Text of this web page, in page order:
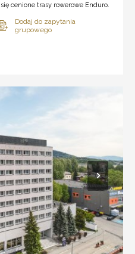
cenione trasy rowerowe Enduro.